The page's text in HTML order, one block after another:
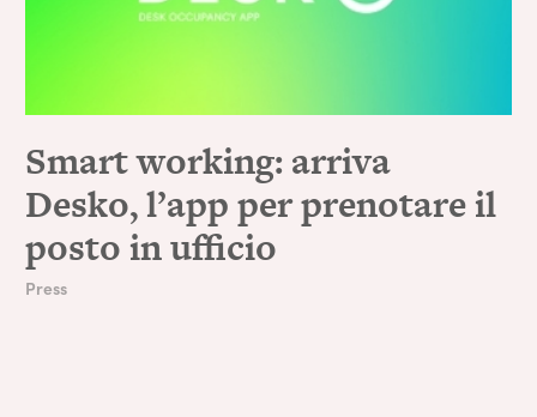
Smart working: arriva
Desko, l’app per prenotare il
posto in ufficio
Press